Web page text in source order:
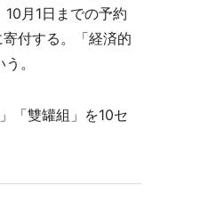
月1日までの予約
付する。「経済的
。
「雙罐組」を10セ